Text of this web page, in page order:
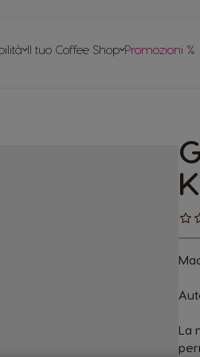
Il tuo Coffee Shop Promozioni %
La